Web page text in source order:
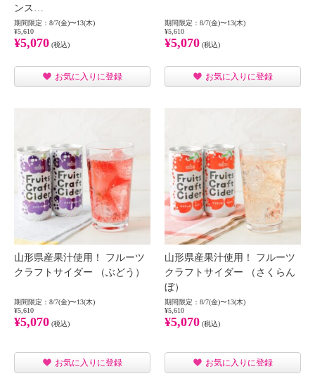
ンス…
期間限定：8/7(金)〜13(木)
¥5,610
¥5,070 (税込)
お気に入りに登録
期間限定：8/7(金)〜13(木)
¥5,610
¥5,070 (税込)
お気に入りに登録
山形県産果汁使用！ フルーツ
クラフトサイダー （ぶどう）
期間限定：8/7(金)〜13(木)
¥5,610
¥5,070 (税込)
お気に入りに登録
山形県産果汁使用！ フルーツ
クラフトサイダー （さくらん
ぼ）
期間限定：8/7(金)〜13(木)
¥5,610
¥5,070 (税込)
お気に入りに登録